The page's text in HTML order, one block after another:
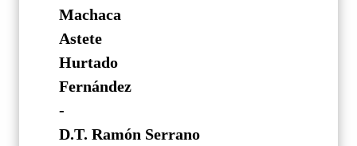
Machaca
Astete
Hurtado
Fernández
-
D.T. Ramón Serrano